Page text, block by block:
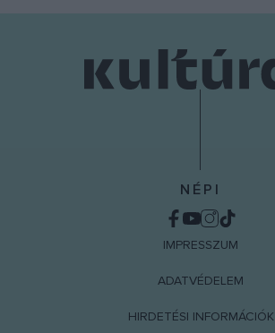
NÉPI
IMPRESSZUM
ADATVÉDELEM
HIRDETÉSI INFORMÁCIÓK